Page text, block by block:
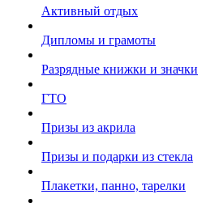
Активный отдых
Дипломы и грамоты
Разрядные книжки и значки
ГТО
Призы из акрила
Призы и подарки из стекла
Плакетки, панно, тарелки